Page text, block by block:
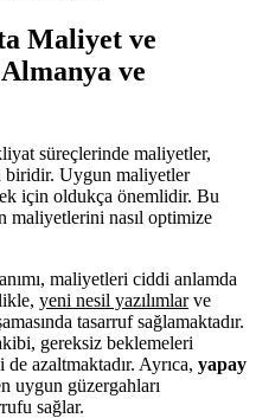
Maliyet ve
ve
süreçlerinde maliyetler,
biridir. Uygun maliyetler
için oldukça önemlidir. Bu
maliyetlerini nasıl optimize
maliyetleri ciddi anlamda
yeni nesil yazılımlarve
tasarruf sağlamaktadır.
gereksiz beklemeleri
azaltmaktadır. Ayrıca, yapay
uygun güzergahları
sağlar.